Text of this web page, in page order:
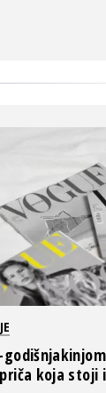
priča koja stoji